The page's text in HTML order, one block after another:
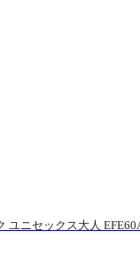
ユニセックス大人